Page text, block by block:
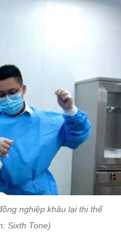
nghiệp khâu lại thi thể
Sixth Tone)